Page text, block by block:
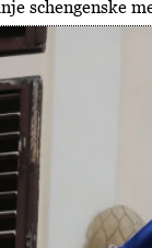
schengenske